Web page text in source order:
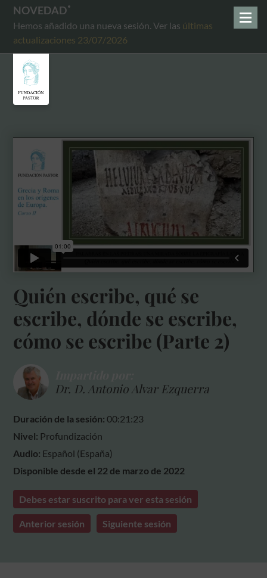
NOVEDAD
Hemos añadido una nueva sesión. Ver las últimas
actualizaciones 23/07/2026
Quién escribe, qué se
escribe, dónde se escribe,
cómo se escribe (Parte 2)
Dr. D. Antonio Alvar Ezquerra
Duración de la sesión:00:21:23
Nivel: Profundización
Audio: Español (España)
Disponible desde el 22 de marzo de 2022
Debes estar suscrito para ver esta sesión
Anterior sesión Siguiente sesión